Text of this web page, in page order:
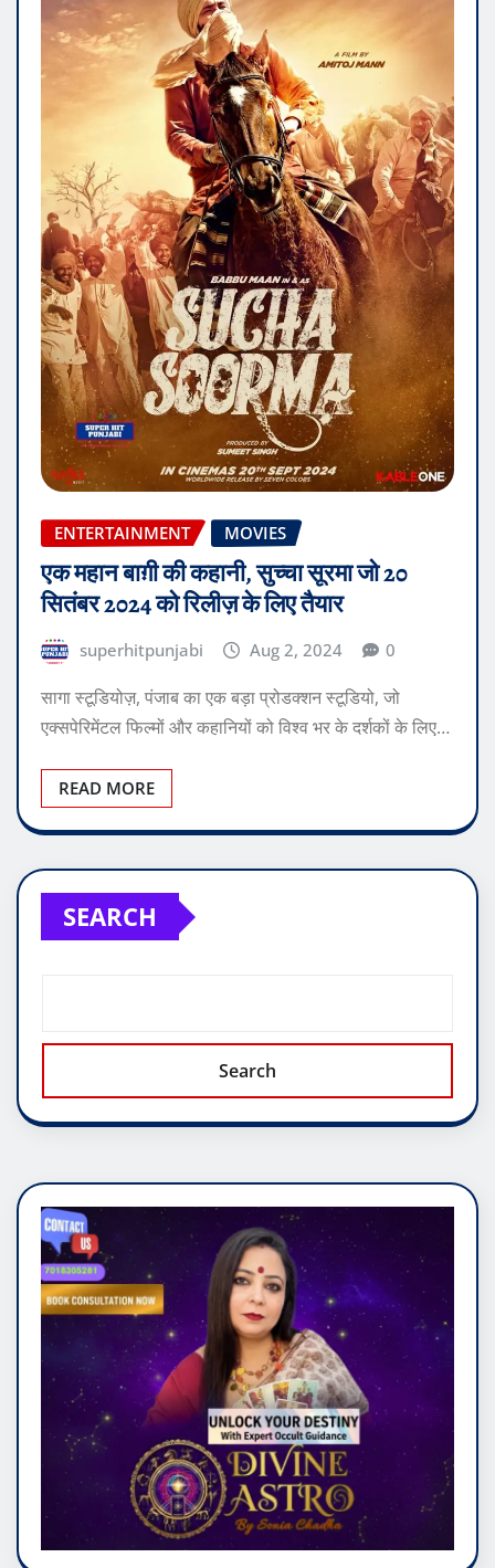
ENTERTAINMENT MOVIES
एक महान बाग़ी की कहानी, सुच्चा सूरमा जो 20
सितंबर 2024 को रिलीज़ के लिए तैयार
superhitpunjabi Aug 2, 2024 0
सागा स्टूडियोज़, पंजाब का एक बड़ा प्रोडक्शन स्टूडियो, जो
एक्सपेरिमेंटल फिल्मों और कहानियों को विश्व भर के दर्शकों के लिए…
READ MORE
SEARCH
Search